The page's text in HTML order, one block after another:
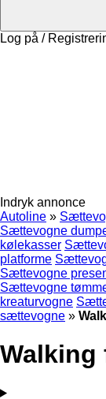
Log på /
Indryk annonce
Autoline »
Sættevogne
kølekasser
platforme
Sættevogne
Sættevogne
kreaturvogne
sættevogne »
Walking